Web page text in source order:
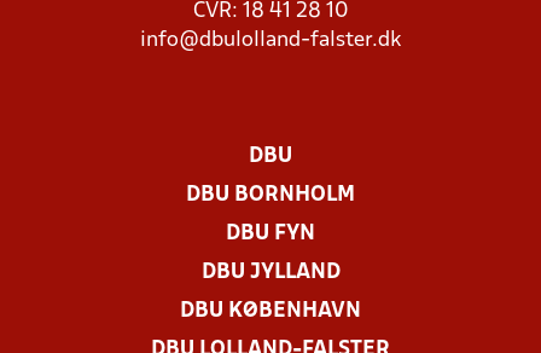
CVR: 18 41 28 10
info@dbulolland-falster.dk
DBU
DBU BORNHOLM
DBU FYN
DBU JYLLAND
DBU KØBENHAVN